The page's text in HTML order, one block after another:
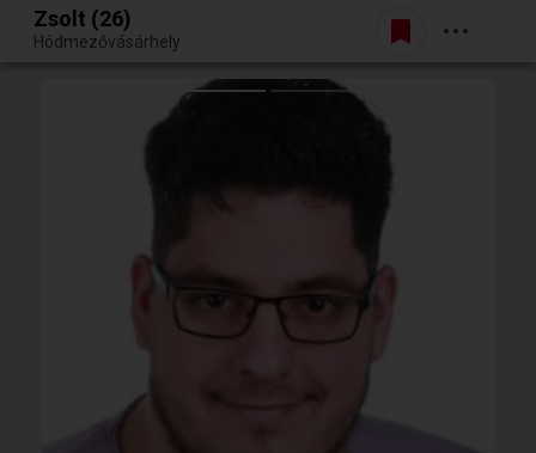
Egy jó randiból bármi lehet.
Belépés
Zsolt (26)
Hódmezővásárhely